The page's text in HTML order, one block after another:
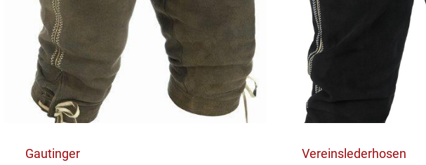
Gautinger Vereinslederhosen